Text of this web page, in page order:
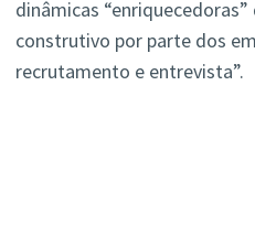
dinâmicas
construtivo por parte dos
recrutamento e entrevista”.